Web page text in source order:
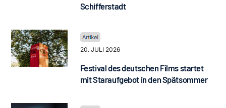
Schifferstadt
20. JULI 2026
Festival des deutschen Films startet
mit Staraufgebot in den Spätsommer